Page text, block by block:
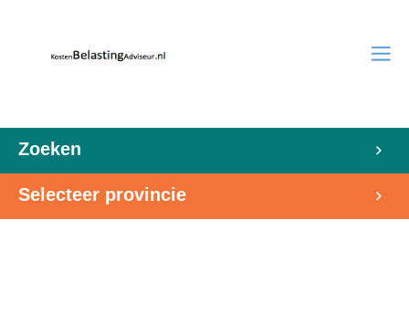
Zoeken
Selecteer provincie